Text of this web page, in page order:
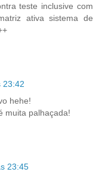
teste inclusive com
ativa sistema de
23:42
hehe!
muita palhaçada!
23:45